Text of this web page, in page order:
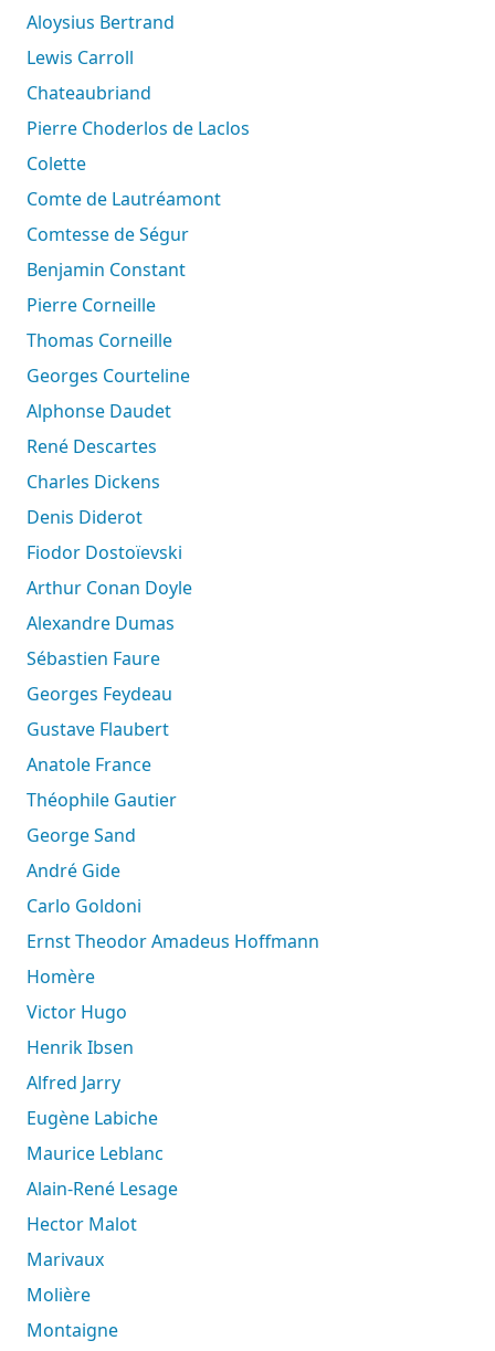
Aloysius Bertrand
Lewis Carroll
Chateaubriand
Pierre Choderlos de Laclos
Colette
Comte de Lautréamont
Comtesse de Ségur
Benjamin Constant
Pierre Corneille
Thomas Corneille
Georges Courteline
Alphonse Daudet
René Descartes
Charles Dickens
Denis Diderot
Fiodor Dostoïevski
Arthur Conan Doyle
Alexandre Dumas
Sébastien Faure
Georges Feydeau
Gustave Flaubert
Anatole France
Théophile Gautier
George Sand
André Gide
Carlo Goldoni
Ernst Theodor Amadeus Hoffmann
Homère
Victor Hugo
Henrik Ibsen
Alfred Jarry
Eugène Labiche
Maurice Leblanc
Alain-René Lesage
Hector Malot
Marivaux
Molière
Montaigne